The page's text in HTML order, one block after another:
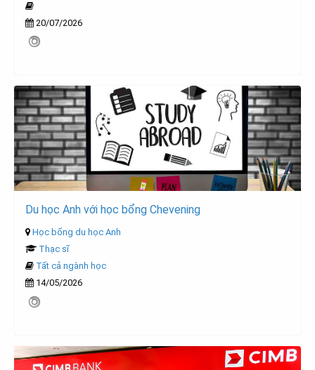
20/07/2026
Du học Anh với học bổng Chevening
Học bổng du học Anh
Thạc sĩ
Tất cả ngành học
14/05/2026